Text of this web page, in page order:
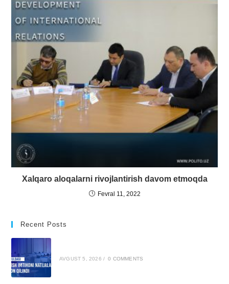
Xalqaro aloqalarni rivojlantirish davom etmoqda
Fevral 11, 2022
Recent Posts
AVGUST 5, 2026 / 0 COMMENTS